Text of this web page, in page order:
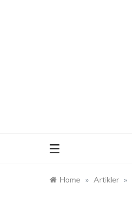
Home » Artikler »